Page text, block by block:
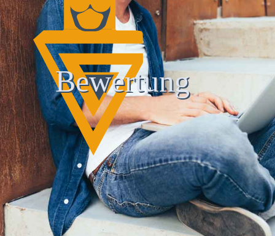
Bewertung